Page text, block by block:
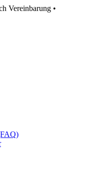
Vereinbarung •